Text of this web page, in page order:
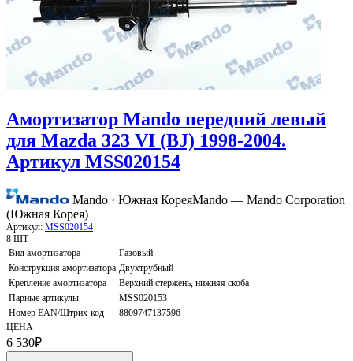
Амортизатор Mando передний левый
для Mazda 323 VI (BJ) 1998-2004.
Артикул MSS020154
Mando · Южная КореяMando — Mando Corporation
(Южная Корея)
Артикул: MSS020154
8 ШТ
Вид амортизатора
Газовый
Конструкция амортизатора Двухтрубный
Крепление амортизатора
Верхний стержень, нижняя скоба
Парные артикулы
MSS020153
Номер EAN/Штрих-код
8809747137596
ЦЕНА
6 530₽